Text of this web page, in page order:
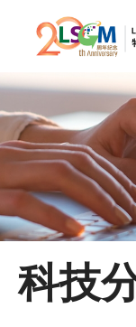
跳到
主頁
關於LSCM
科技